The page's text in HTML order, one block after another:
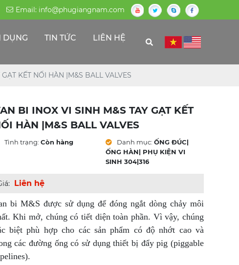
Email: info@phugiangnam.com
DỤNG TIN TỨC LIÊN HỆ
KẾT NỐI HÀN |M&S BALL VALVES
BI INOX VI SINH M&S TAY GẠT KẾT
HÀN |M&S BALL VALVES
Tình trạng: Còn hàng Danh mục: ỐNG ĐÚC|
ỐNG HÀN| PHỤ KIỆN VI
SINH 304|316
Liên hệ
bi M&S được sử dụng để đóng ngắt dòng chảy môi
Khi mở, chúng có tiết diện toàn phần. Vì vậy, chúng
biệt phù hợp cho các sản phẩm có độ nhớt cao và
các đường ống có sử dụng thiết bị đẩy pig (piggable